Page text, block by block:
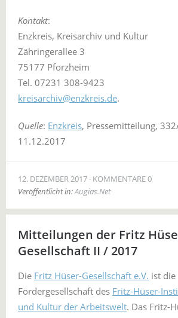
Kontakt:
Enzkreis, Kreisarchiv und Kultur
Zähringerallee 3
75177 Pforzheim
Tel. 07231 308-9423
kreisarchiv@enzkreis.de.
Quelle: Enzkreis, Pressemitteilung,
11.12.2017
12. DEZEMBER 2017 KOMMENTARE 0
Veröffentlicht in:Augias.Net
Mitteilungen der Fritz
Gesellschaft II / 2017
Die Fritz Hüser-Gesellschaft e.V. ist die
Fördergesellschaft des Fritz-Hüser-
und Kultur der Arbeitswelt. Das Fritz-